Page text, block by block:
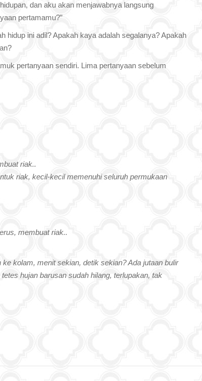
dan aku akan menjawabnya langsung
pertamamu?”
hidup ini adil? Apakah kaya adalah segalanya? Apakah
pertanyaan sendiri. Lima pertanyaan sebelum
riak..
riak, kecil-kecil memenuhi seluruh permukaan
membuat riak..
kolam, menit sekian, detik sekian? Ada jutaan bulir
hujan barusan sudah hilang, terlupakan, tak